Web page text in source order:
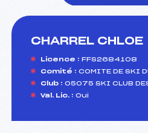
CHARREL CHLOE
Licence : FFS2684108
Comité : COMITE DE SKI
Club : 05075 SKI CLUB
Val. Lic. : Oui